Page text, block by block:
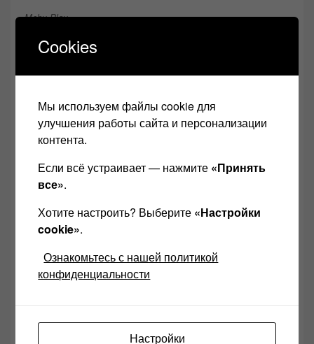
Moby Play
Он многослоен и сложен по своему
расслабляющую меланхолию.
СКАЧАТЬ Moby PlayЗДЕСЬ
БЕСПЛАТНО
размер 498мб (ccылка
действует 20дней)
сюжетную линию альбома: тематически она имеет
желание не только двигаться, но и послушать на
Hi-End технике довольно приятно.
Cookies
Мы используем файлы cookie для
улучшения работы сайта и персонализации
контента.
Если всё устраивает — нажмите «Принять
все».
Хотите настроить? Выберите «Настройки
cookie».
Ознакомьтесь с нашей политикой
конфиденциальности
Настройки